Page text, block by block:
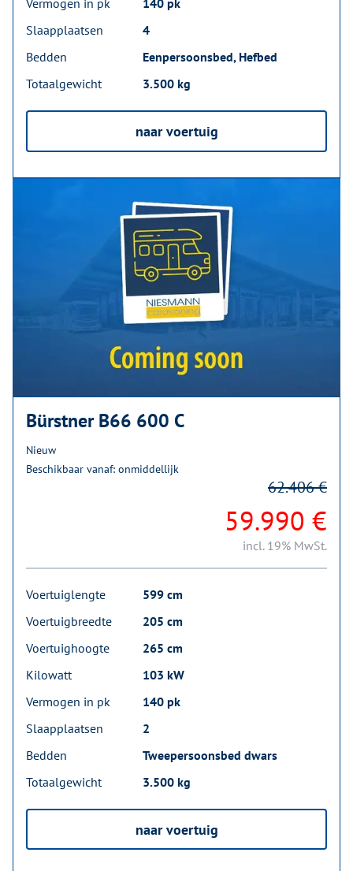
Vermogen in pk
140 pk
Slaapplaatsen
4
Bedden
Eenpersoonsbed, Hefbed
Totaalgewicht
3.500 kg
naar voertuig
Bürstner B66 600 C
Nieuw
Beschikbaar vanaf: onmiddellijk
59.990 €
62.406 €
incl. 19% MwSt.
Voertuiglengte
599 cm
Voertuigbreedte
205 cm
Voertuighoogte
265 cm
Kilowatt
103 kW
Vermogen in pk
140 pk
Slaapplaatsen
2
Bedden
Tweepersoonsbed dwars
Totaalgewicht
3.500 kg
naar voertuig